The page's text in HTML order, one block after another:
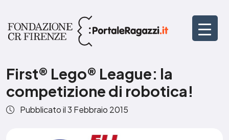
First® Lego® League: la
competizione di robotica!
Pubblicato il3 Febbraio 2015